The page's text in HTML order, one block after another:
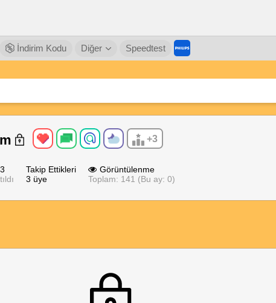
İndirim Kodu Diğer Speedtest
+3
Takip Ettikleri
3 üye
Görüntülenme
Toplam: 141 (Bu ay: 0)